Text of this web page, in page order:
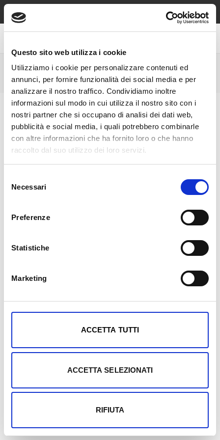
Questo sito web utilizza i cookie
Utilizziamo i cookie per personalizzare contenuti ed
annunci, per fornire funzionalità dei social media e per
analizzare il nostro traffico. Condividiamo inoltre
informazioni sul modo in cui utilizza il nostro sito con i
nostri partner che si occupano di analisi dei dati web,
pubblicità e social media, i quali potrebbero combinarle
con altre informazioni che ha fornito loro o che hanno
raccolto dal suo utilizzo dei loro servizi.
delNecessari
Preferenze
Statistiche
Marketing
ACCETTA TUTTI
ACCETTA SELEZIONATI
RIFIUTA
Spedizione sempre gratuita sopra €49, contrassegno e reso
ORECCHINI A CERCHIO CON CIONDOLO